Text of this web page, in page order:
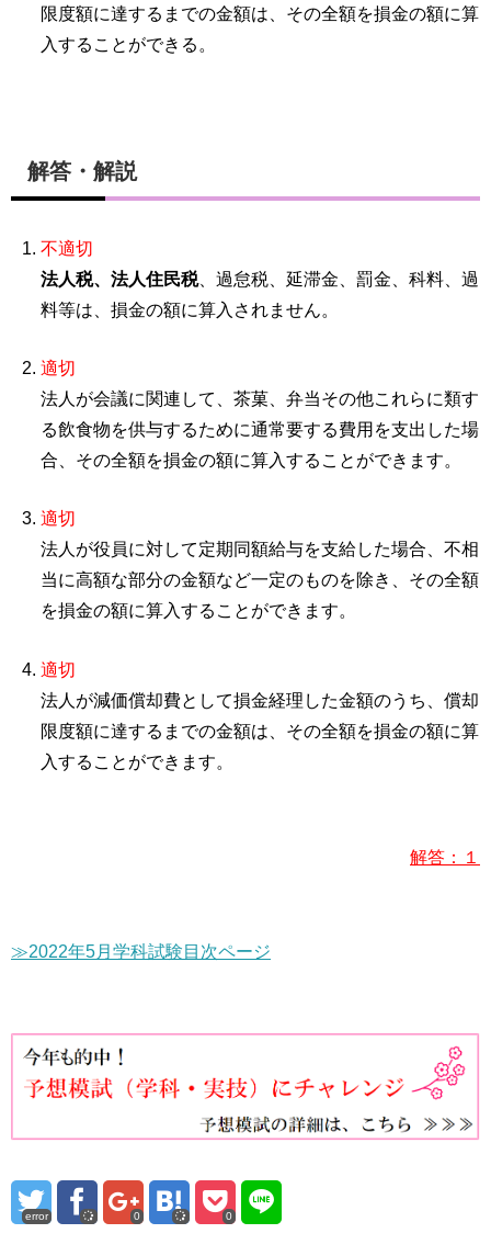
限度額に達するまでの金額は、その全額を損金の額に算
入することができる。
解答・解説
不適切
法人税、法人住民税、過怠税、延滞金、罰金、科料、過
料等は、損金の額に算入されません。
適切
法人が会議に関連して、茶菓、弁当その他これらに類す
る飲食物を供与するために通常要する費用を支出した場
合、その全額を損金の額に算入することができます。
適切
法人が役員に対して定期同額給与を支給した場合、不相
当に高額な部分の金額など一定のものを除き、その全額
を損金の額に算入することができます。
適切
法人が減価償却費として損金経理した金額のうち、償却
限度額に達するまでの金額は、その全額を損金の額に算
入することができます。
解答：１
≫2022年5月学科試験目次ページ
error 0 0